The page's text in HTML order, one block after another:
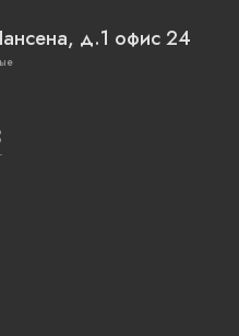
д.1 офис 24